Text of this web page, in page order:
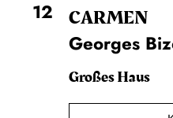
12
CARMEN
Georges
Großes Haus